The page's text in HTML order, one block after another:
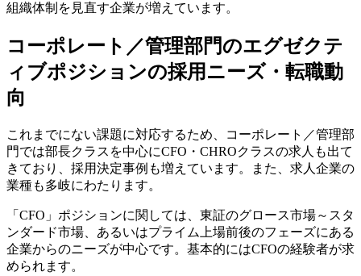
組織体制を見直す企業が増えています。
コーポレート／管理部門のエグゼクテ
ィブポジションの採用ニーズ・転職動
向
これまでにない課題に対応するため、コーポレート／管理部
門では部長クラスを中心にCFO・CHROクラスの求人も出て
きており、採用決定事例も増えています。また、求人企業の
業種も多岐にわたります。
「CFO」ポジションに関しては、東証のグロース市場～スタ
ンダード市場、あるいはプライム上場前後のフェーズにある
企業からのニーズが中心です。基本的にはCFOの経験者が求
められます。